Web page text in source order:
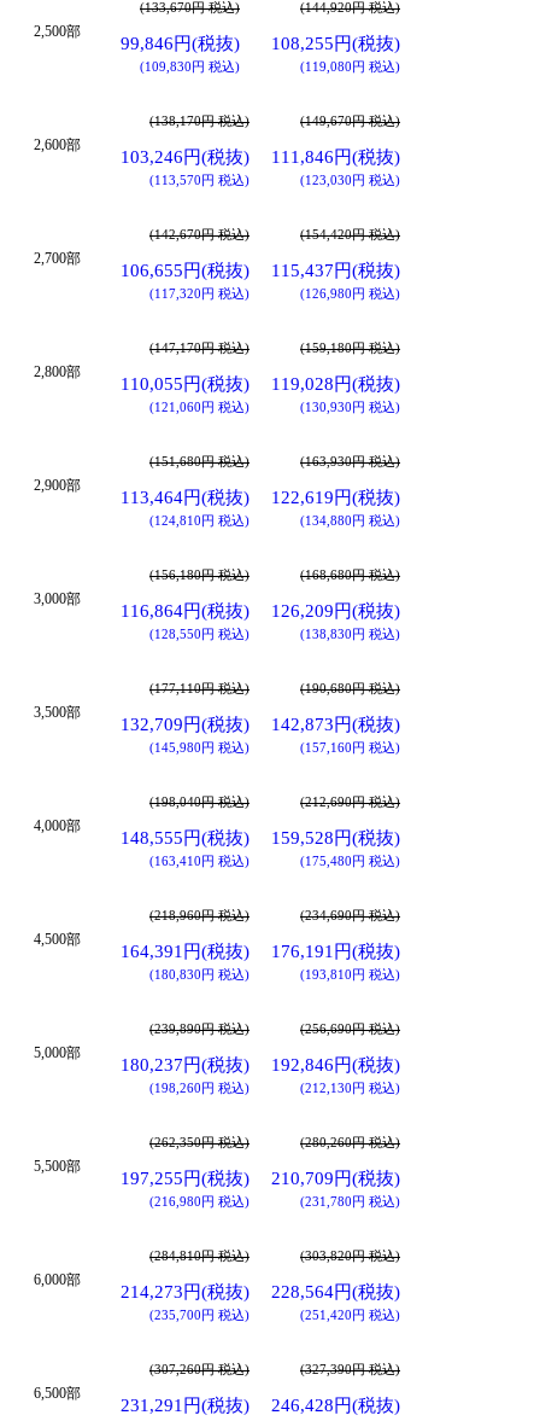
2,500部
(133,670円 税込)
99,846円(税抜)
(109,830円 税込)
(144,920円 税込)
108,255円(税抜)
(119,080円 税込)
2,600部
(138,170円 税込)
103,246円(税抜)
(113,570円 税込)
(149,670円 税込)
111,846円(税抜)
(123,030円 税込)
2,700部
(142,670円 税込)
106,655円(税抜)
(117,320円 税込)
(154,420円 税込)
115,437円(税抜)
(126,980円 税込)
2,800部
(147,170円 税込)
110,055円(税抜)
(121,060円 税込)
(159,180円 税込)
119,028円(税抜)
(130,930円 税込)
2,900部
(151,680円 税込)
113,464円(税抜)
(124,810円 税込)
(163,930円 税込)
122,619円(税抜)
(134,880円 税込)
3,000部
(156,180円 税込)
116,864円(税抜)
(128,550円 税込)
(168,680円 税込)
126,209円(税抜)
(138,830円 税込)
3,500部
(177,110円 税込)
132,709円(税抜)
(145,980円 税込)
(190,680円 税込)
142,873円(税抜)
(157,160円 税込)
4,000部
(198,040円 税込)
148,555円(税抜)
(163,410円 税込)
(212,690円 税込)
159,528円(税抜)
(175,480円 税込)
4,500部
(218,960円 税込)
164,391円(税抜)
(180,830円 税込)
(234,690円 税込)
176,191円(税抜)
(193,810円 税込)
5,000部
(239,890円 税込)
180,237円(税抜)
(198,260円 税込)
(256,690円 税込)
192,846円(税抜)
(212,130円 税込)
5,500部
(262,350円 税込)
197,255円(税抜)
(216,980円 税込)
(280,260円 税込)
210,709円(税抜)
(231,780円 税込)
6,000部
(284,810円 税込)
214,273円(税抜)
(235,700円 税込)
(303,820円 税込)
228,564円(税抜)
(251,420円 税込)
6,500部
(307,260円 税込)
231,291円(税抜)
(327,390円 税込)
246,428円(税抜)